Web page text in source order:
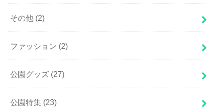
その他 (2)
ファッション (2)
公園グッズ (27)
公園特集 (23)